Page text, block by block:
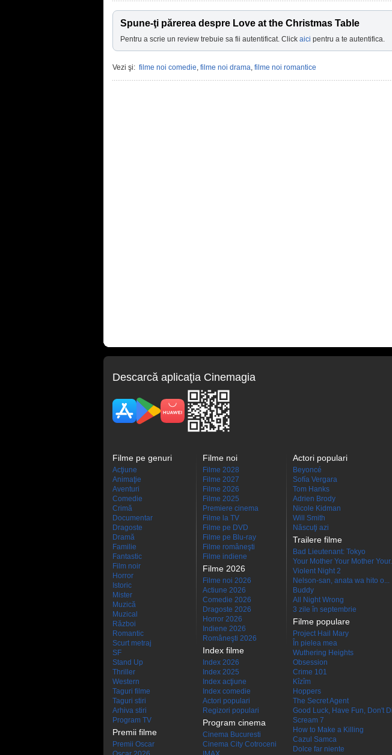
Spune-ţi părerea despre Love at the Christmas Table
Pentru a scrie un review trebuie sa fii autentificat. Click aici pentru a te autentifica.
Vezi şi: filme noi comedie, filme noi drama, filme noi romantice
Descarcă aplicaţia Cinemagia
Filme pe genuri
Acţiune
Animaţie
Aventuri
Comedie
Crimă
Documentar
Dragoste
Dramă
Familie
Fantastic
Film noir
Horror
Istoric
Mister
Muzică
Muzical
Război
Romantic
Scurt metraj
SF
Stand Up
Thriller
Western
Taguri filme
Taguri stiri
Arhiva stiri
Program TV
Premii filme
Premii Oscar
Filme noi
Filme 2028
Filme 2027
Filme 2026
Filme 2025
Premiere cinema
Filme la TV
Filme pe DVD
Filme pe Blu-ray
Filme româneşti
Filme indiene
Filme 2026
Filme noi 2026
Actiune 2026
Comedie 2026
Dragoste 2026
Horror 2026
Indiene 2026
Româneşti 2026
Index filme
Index 2026
Index 2025
Index acţiune
Index comedie
Actori populari
Regizori populari
Program cinema
Cinema Bucuresti
Cinema City Cotroceni
Actori populari
Beyoncé
Sofía Vergara
Tom Hanks
Adrien Brody
Nicole Kidman
Will Smith
Născuţi azi
Trailere filme
Bad Lieutenant: Tokyo
Your Mother Your Mother
Violent Night 2
Nelson-san, anata wa hito o...
Buddy
All Night Wrong
3 zile în septembrie
Filme populare
Project Hail Mary
În pielea mea
Wuthering Heights
Obsession
Crime 101
Kîzîm
Hoppers
The Secret Agent
Good Luck, Have Fun, Don't
Scream 7
How to Make a Killing
Cazul Samca
Dolce far niente